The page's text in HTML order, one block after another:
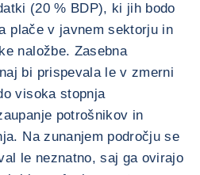
(20 % BDP), ki jih bodo
plače v javnem sektorju in
naložbe. Zasebna
bi prispevala le v zmerni
visoka stopnja
potrošnikov in
Na zunanjem področju se
le neznatno, saj ga ovirajo